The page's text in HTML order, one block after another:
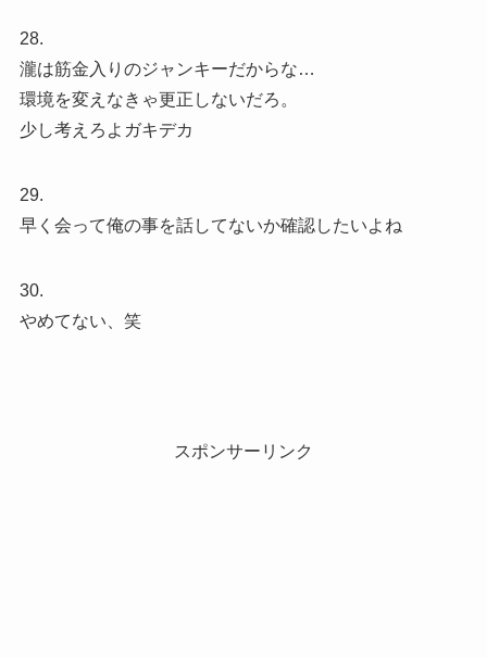
28.
瀧は筋金入りのジャンキーだからな…
環境を変えなきゃ更正しないだろ。
少し考えろよガキデカ
29.
早く会って俺の事を話してないか確認したいよね
30.
やめてない、笑
スポンサーリンク